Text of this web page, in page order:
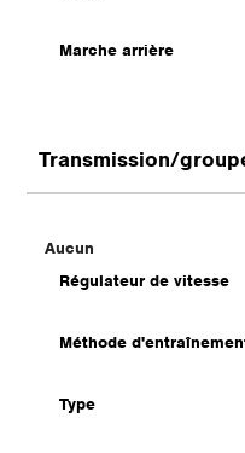
Marche arrière
Transmission/
Aucun
Régulateur de vitesse
Méthode
Type